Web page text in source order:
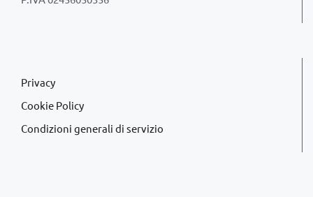
Privacy
Cookie Policy
Condizioni generali di servizio